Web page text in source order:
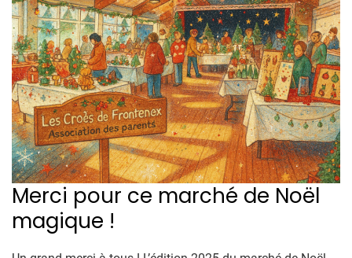
Merci pour ce marché de Noël
magique !